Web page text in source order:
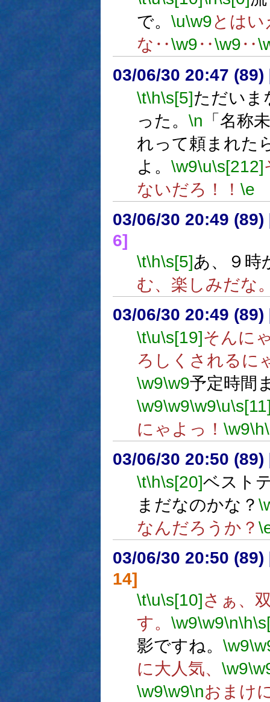
で。 \u\w9とは
な‥\w9‥\w9‥
03/06/30 20:47 (89)
\t\h\s[5]ただいま
った。 \n 「名称
れって頼まれた
よ。 \w9\u\s[212]
ないだろ！！ \e
03/06/30 20:49 (89)
6]
\t\h\s[5]あ、９時
む、楽しみだな
03/06/30 20:49 (89)
\t\u\s[19]そんに
ろしくされるに
\w9\w9予定時間
\w9\w9\w9\u
にゃよっ！ \w9\h
03/06/30 20:50 (89)
\t\h\s[20]ベスト
まだなのかな？
なんだろうか？
03/06/30 20:50 (89)
14]
\t\u\s[10]さぁ、
す。 \w9\w9\n\h
影ですね。 \w9
に大人気、 \w9
\w9\w9\nおまけ